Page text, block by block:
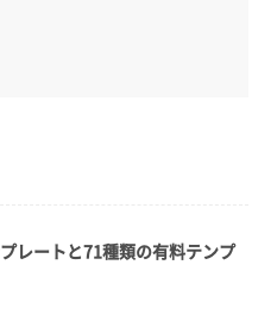
レートと71種類の有料テンプ